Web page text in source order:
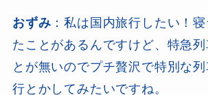
おずみ ：私は国内旅行したい！
たことがあるんですけど、特急列
とが無いのでプチ贅沢で特別な
行とかしてみたいですね。